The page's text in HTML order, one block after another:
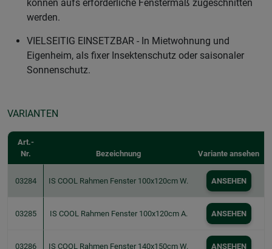
können aufs erforderliche Fenstermaß zugeschnitten
werden.
VIELSEITIG EINSETZBAR - In Mietwohnung und
Eigenheim, als fixer Insektenschutz oder saisonaler
Sonnenschutz.
VARIANTEN
Art.-
Nr.
Bezeichnung Variante ansehen
03284 IS COOL Rahmen Fenster 100x120cm W. ANSEHEN
03285 IS COOL Rahmen Fenster 100x120cm A. ANSEHEN
03286 IS COOL Rahmen Fenster 140x150cm W. ANSEHEN